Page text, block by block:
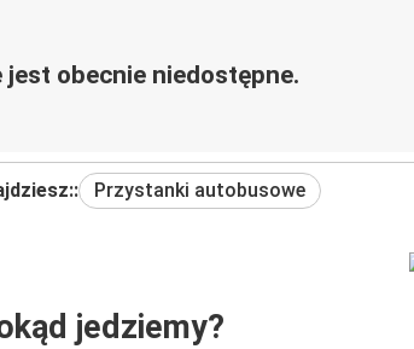
jest obecnie niedostępne.
Przystanki autobusowe
jedziemy?